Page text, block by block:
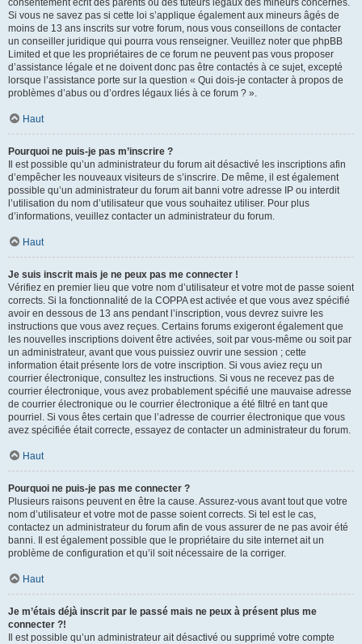
consentement écrit des parents ou des tuteurs légaux des mineurs concernés.
Si vous ne savez pas si cette loi s’applique également aux mineurs âgés de
moins de 13 ans inscrits sur votre forum, nous vous conseillons de contacter
un conseiller juridique qui pourra vous renseigner. Veuillez noter que phpBB
Limited et que les propriétaires de ce forum ne peuvent pas vous proposer
d’assistance légale et ne doivent donc pas être contactés à ce sujet, excepté
lorsque l’assistance porte sur la question « Qui dois-je contacter à propos de
problèmes d’abus ou d’ordres légaux liés à ce forum ? ».
Haut
Pourquoi ne puis-je pas m’inscrire ?
Il est possible qu’un administrateur du forum ait désactivé les inscriptions afin
d’empêcher les nouveaux visiteurs de s’inscrire. De même, il est également
possible qu’un administrateur du forum ait banni votre adresse IP ou interdit
l’utilisation du nom d’utilisateur que vous souhaitez utiliser. Pour plus
d’informations, veuillez contacter un administrateur du forum.
Haut
Je suis inscrit mais je ne peux pas me connecter !
Vérifiez en premier lieu que votre nom d’utilisateur et votre mot de passe soient
corrects. Si la fonctionnalité de la COPPA est activée et que vous avez spécifié
avoir en dessous de 13 ans pendant l’inscription, vous devrez suivre les
instructions que vous avez reçues. Certains forums exigeront également que
les nouvelles inscriptions doivent être activées, soit par vous-même ou soit par
un administrateur, avant que vous puissiez ouvrir une session ; cette
information était présente lors de votre inscription. Si vous aviez reçu un
courrier électronique, consultez les instructions. Si vous ne recevez pas de
courrier électronique, vous avez probablement spécifié une mauvaise adresse
de courrier électronique ou le courrier électronique a été filtré en tant que
pourriel. Si vous êtes certain que l’adresse de courrier électronique que vous
avez spécifiée était correcte, essayez de contacter un administrateur du forum.
Haut
Pourquoi ne puis-je pas me connecter ?
Plusieurs raisons peuvent en être la cause. Assurez-vous avant tout que votre
nom d’utilisateur et votre mot de passe soient corrects. Si tel est le cas,
contactez un administrateur du forum afin de vous assurer de ne pas avoir été
banni. Il est également possible que le propriétaire du site internet ait un
problème de configuration et qu’il soit nécessaire de la corriger.
Haut
Je m’étais déjà inscrit par le passé mais ne peux à présent plus me
connecter ?!
Il est possible qu’un administrateur ait désactivé ou supprimé votre compte